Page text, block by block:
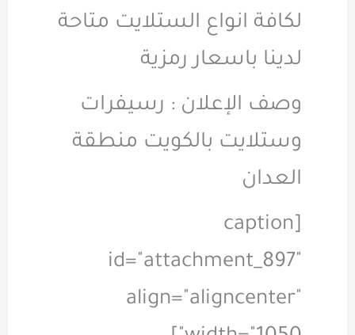
لكافة انواع الستلايت متاحة
لدينا باسعار رمزية
وصف الإعلان : رسيفرات
وستلايت بالكويت منطقة
العدان
[caption
id="attachment_897"
align="aligncenter"